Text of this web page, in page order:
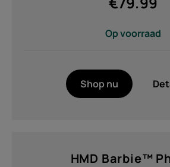
Op voorraad
Shop nu
HMD Barbie™